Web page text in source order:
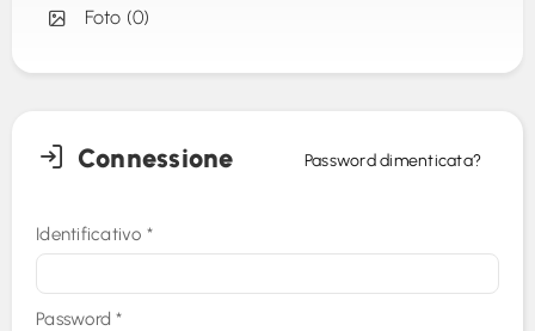
Foto (0)
Connessione Password dimenticata?
Identificativo *
Password*